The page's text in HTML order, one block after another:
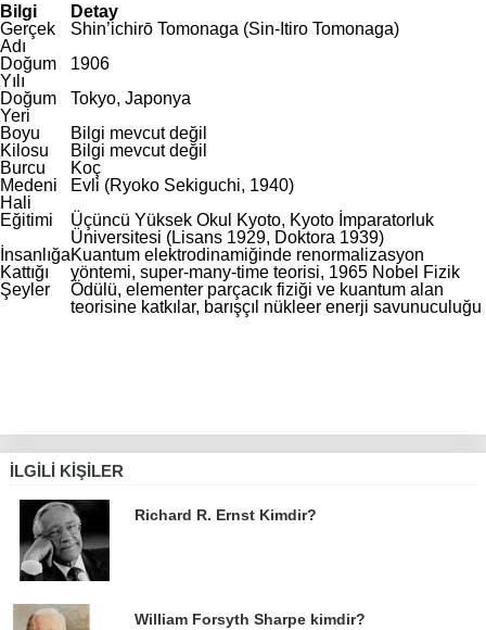
Bilgi
Detay
Gerçek
Adı
Shin’ichirō Tomonaga (Sin-Itiro Tomonaga)
Doğum
Yılı
1906
Doğum
Yeri
Tokyo, Japonya
Boyu
Bilgi mevcut değil
Kilosu
Bilgi mevcut değil
Burcu
Koç
Medeni
Hali
Evli (Ryoko Sekiguchi, 1940)
Eğitimi
Üçüncü Yüksek Okul Kyoto, Kyoto İmparatorluk
Üniversitesi (Lisans 1929, Doktora 1939)
İnsanlığa
Kattığı
Şeyler
Kuantum elektrodinamiğinde renormalizasyon
yöntemi, super-many-time teorisi, 1965 Nobel Fizik
Ödülü, elementer parçacık fiziği ve kuantum alan
teorisine katkılar, barışçıl nükleer enerji savunuculuğu
İLGILI KIŞILER
Richard R. Ernst Kimdir?
William Forsyth Sharpe kimdir?